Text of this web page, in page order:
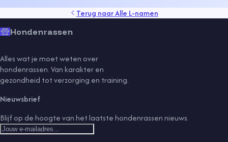
Terug naarAlle L-namen
Hondenrassen
Alles wat je moet weten over
hondenrassen. Van karakter en
gezondheid tot verzorging en training.
Nieuwsbrief
Blijf op de hoogte van het laatste hondenrassen nieuws.